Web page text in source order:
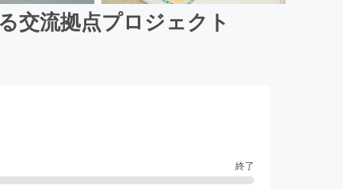
交流拠点プロジェクト
終了